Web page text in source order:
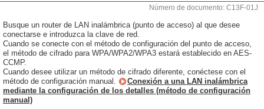
Número de documento: C13F-01J
Busque un router de LAN inalámbrica (punto de acceso) al que desee
conectarse e introduzca la clave de red.
Cuando se conecte con el método de configuración del punto de acceso,
el método de cifrado para WPA/WPA2/WPA3 estará establecido en AES-
CCMP.
Cuando desee utilizar un método de cifrado diferente, conéctese con el
método de configuración manual.
Conexión a una LAN inalámbrica
mediante la configuración de los detalles (método de configuración
manual)